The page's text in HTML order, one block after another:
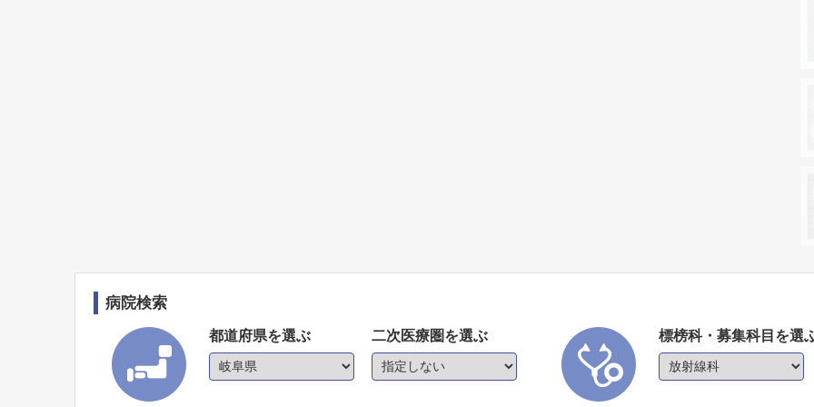
病院検索
都道府県を選ぶ 二次医療圏を選ぶ 標榜科・募集科目を選